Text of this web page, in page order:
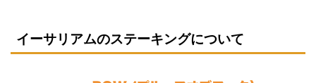
イーサリアムのステーキングについて